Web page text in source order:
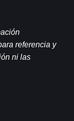
referencia y
ni las